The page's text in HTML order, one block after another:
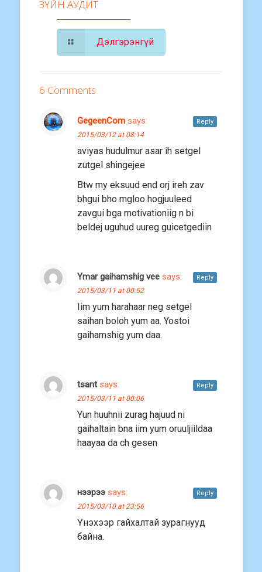
ЗҮЙН АУДИТ
Дэлгэрэнгүй
6 Comments
GegeenCom says:
2015/03/12 at 08:14
aviyas hudulmur asar ih setgel
zutgel shingejee
Btw my eksuud end orj ireh zav
bhgui bho mgloo hogjuuleed
zavgui bga motivationiig n bi
beldej uguhud uureg guicetgediin
Reply
Ymar gaihamshig vee says:
2015/03/11 at 00:52
Iim yum harahaar neg setgel
saihan boloh yum aa. Yostoi
gaihamshig yum daa.
Reply
tsant says:
2015/03/11 at 00:06
Yun huuhnii zurag hajuud ni
gaihaltain bna iim yum oruuljiildaa
haayaa da ch gesen
Reply
нээрээ says:
2015/03/10 at 23:56
Үнэхээр гайхалтай зурагнууд
байна.
Reply